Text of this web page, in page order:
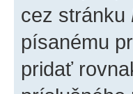
cez stránku
písanému
pridať